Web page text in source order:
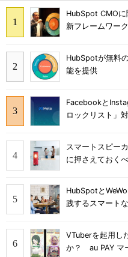
HubSpot CMO
新フレームワー
HubSpotが無料
能を提供
Facebookと
ロックリスト」
スマートスピー
に押さえておく
HubSpotと
践するスマート
VTuberを起用し
か？ au PAY マ